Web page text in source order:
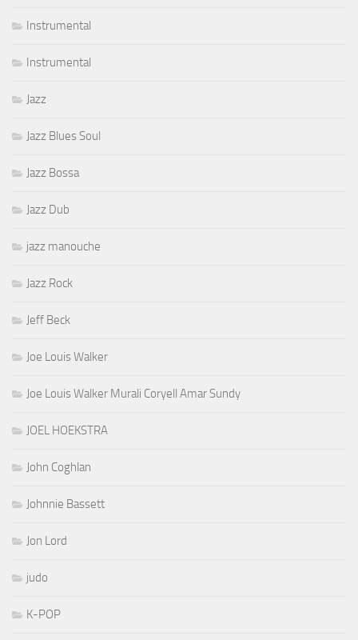
Instrumental
Instrumental
Jazz
Jazz Blues Soul
Jazz Bossa
Jazz Dub
jazz manouche
Jazz Rock
Jeff Beck
Joe Louis Walker
Joe Louis Walker Murali Coryell Amar Sundy
JOEL HOEKSTRA
John Coghlan
Johnnie Bassett
Jon Lord
judo
K-POP